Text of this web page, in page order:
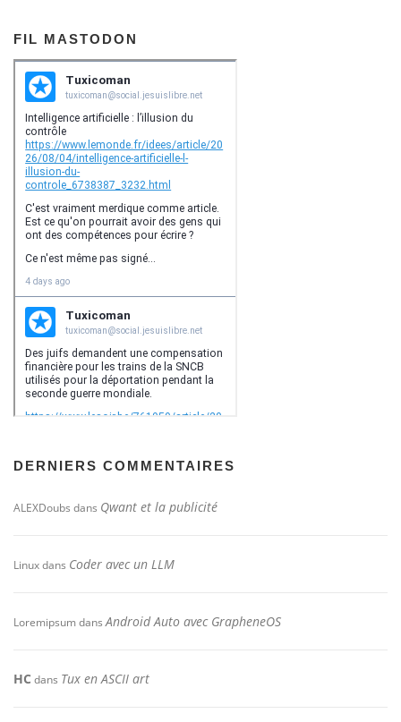
FIL MASTODON
DERNIERS COMMENTAIRES
ALEXDoubs dans Qwant et la publicité
Linuxdans Coder avec un LLM
LoremipsumdansAndroid Auto avec GrapheneOS
HC dans Tux en ASCII art